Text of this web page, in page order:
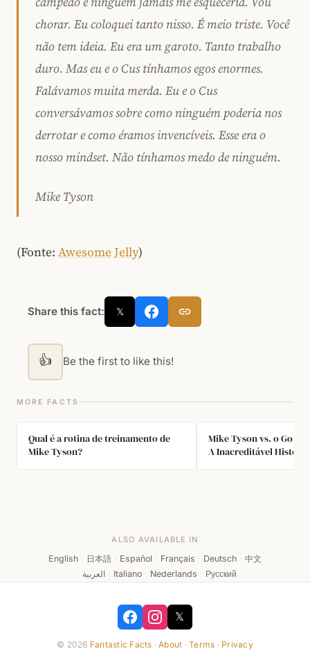
chorar. Eu coloquei tanto nisso. É meio triste. Você
não tem ideia. Eu era um garoto. Tanto trabalho
duro. Mas eu e o Cus tínhamos egos enormes.
Falávamos muita merda. Eu e o Cus
conversávamos sobre como ninguém poderia nos
derrotar e como éramos invencíveis. Esse era o
nosso mindset. Não tínhamos medo de ninguém.
Mike Tyson
(Fonte: Awesome Jelly)
Share this fact: 𝕏
👍 Be the first to like this!
MORE FACTS
Qual é a rotina de treinamento de
Mike Tyson?
Mike Tyson vs. o
A Inacreditável
ALSO AVAILABLE IN
English · 日本語 · Español · Français · Deutsch · 中文
· العربية · Italiano · Nederlands · Русский
𝕏
© 2026 Fantastic Facts ·About ·Terms · Privacy